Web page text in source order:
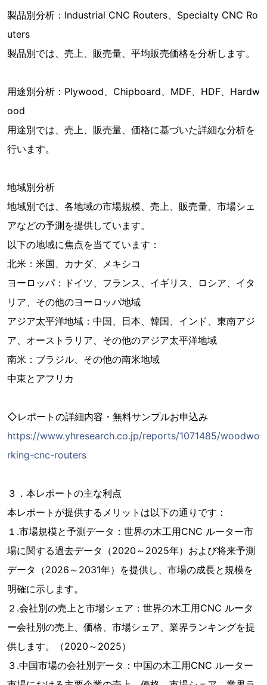
製品別分析：Industrial CNC Routers、Specialty CNC Ro
uters
製品別では、売上、販売量、平均販売価格を分析します。
用途別分析：Plywood、Chipboard、MDF、HDF、Hardw
ood
用途別では、売上、販売量、価格に基づいた詳細な分析を
行います。
地域別分析
地域別では、各地域の市場規模、売上、販売量、市場シェ
アなどの予測を提供しています。
以下の地域に焦点を当てています：
北米：米国、カナダ、メキシコ
ヨーロッパ：ドイツ、フランス、イギリス、ロシア、イタ
リア、その他のヨーロッパ地域
アジア太平洋地域：中国、日本、韓国、インド、東南アジ
ア、オーストラリア、その他のアジア太平洋地域
南米：ブラジル、その他の南米地域
中東とアフリカ
◇レポートの詳細内容・無料サンプルお申込み
https://www.yhresearch.co.jp/reports/1071485/woodwo
rking-cnc-routers
３．本レポートの主な利点
本レポートが提供するメリットは以下の通りです：
１.市場規模と予測データ：世界の木工用CNC ルーター市
場に関する過去データ（2020～2025年）および将来予測
データ（2026～2031年）を提供し、市場の成長と規模を
明確に示します。
２.会社別の売上と市場シェア：世界の木工用CNC ルータ
ー会社別の売上、価格、市場シェア、業界ランキングを提
供します。（2020～2025）
３.中国市場の会社別データ：中国の木工用CNC ルーター